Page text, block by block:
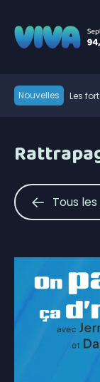
Nouvelles
Les
La
réduit
Tous